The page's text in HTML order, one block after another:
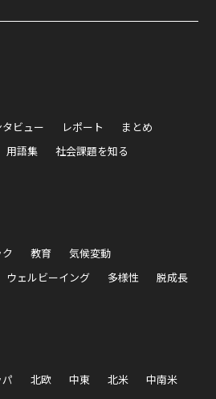
タビュー レポート
まとめ
用語集 社会課題を知る
ク 教育
気候変動
ウェルビーイング 多様性 脱成長
パ 北欧 中東 北米
中南米